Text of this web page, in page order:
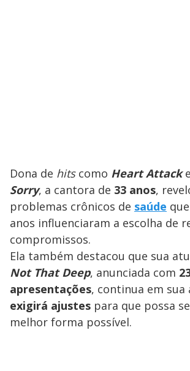
Dona de hitscomo Heart Attacke
Sorry, a cantora de 33 anos,
problemas crônicos de saúde
anos influenciaram a escolha de
compromissos.
Ela também destacou que sua
Not That Deep, anunciada com
apresentações, continua em sua
exigirá ajustes para que possa
melhor forma possível.